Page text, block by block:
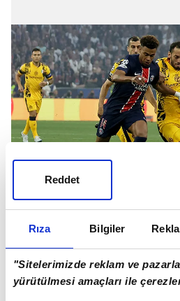
Rıza Bilgiler
"Sitelerimizde reklam ve
yürütülmesi amaçları ile
Reddet
Ancak son olarak Hakan
Galatasaray'a olası
olumsuz bir gelişme